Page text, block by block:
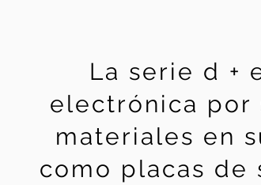
La serie d +
electrónica por
materiales en
como placas de